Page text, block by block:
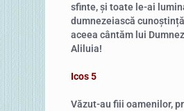
sfinte, și toate le-ai
dumnezeiască
aceea cântăm lui
Aliluia!
Icos 5
Văzut-au fiii oamenilor,